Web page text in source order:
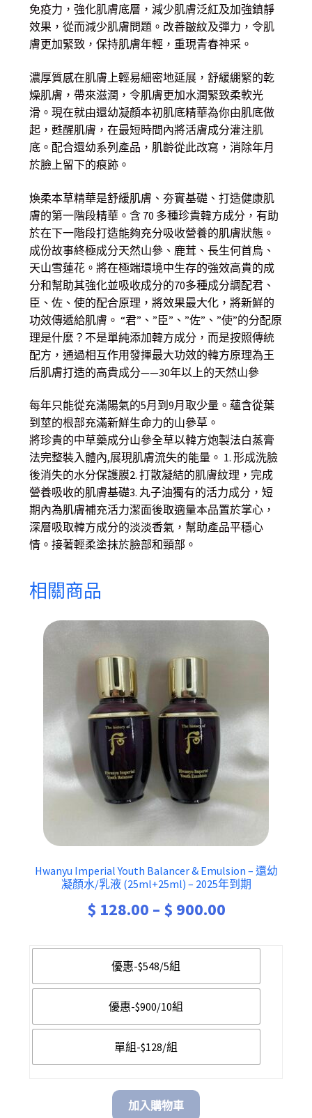
免疫力，強化肌膚底層，減少肌膚泛紅及加強鎮靜
效果，從而減少肌膚問題。改善皺紋及彈力，令肌
膚更加緊致，保持肌膚年輕，重現青春神采。
濃厚質感在肌膚上輕易細密地延展，舒緩綳緊的乾
燥肌膚，帶來滋潤，令肌膚更加水潤緊致柔軟光
滑。現在就由還幼凝顏本初肌底精華為你由肌底做
起，甦醒肌膚，在最短時間內將活膚成分灌注肌
底。配合還幼系列產品，肌齡從此改寫，消除年月
於臉上留下的痕跡。
煥柔本草精華是舒緩肌膚、夯實基礎、打造健康肌
膚的第一階段精華。含 70 多種珍貴韓方成分，有助
於在下一階段打造能夠充分吸收營養的肌膚狀態。
成份故事終極成分天然山參、鹿茸、長生何首烏、
天山雪蓮花。將在極端環境中生存的強效高貴的成
分和幫助其強化並吸收成分的70多種成分調配君、
臣、佐、使的配合原理，將效果最大化，將新鮮的
功效傳遞給肌膚。 “君”、”臣”、”佐”、”使”的分配原
理是什麼？不是單純添加韓方成分，而是按照傳統
配方，通過相互作用發揮最大功效的韓方原理為王
后肌膚打造的高貴成分——30年以上的天然山參
每年只能從充滿陽氣的5月到9月取少量。蘊含從葉
到莖的根部充滿新鮮生命力的山參草。
將珍貴的中草藥成分山參全草以韓方炮製法白蒸膏
法完整裝入體內,展現肌膚流失的能量。 1. 形成洗臉
後消失的水分保護膜2. 打散凝結的肌膚紋理，完成
營養吸收的肌膚基礎3. 丸子油獨有的活力成分，短
期內為肌膚補充活力潔面後取適量本品置於掌心，
深層吸取韓方成分的淡淡香氣，幫助產品平穩心
情。接著輕柔塗抹於臉部和頸部。
相關商品
Hwanyu Imperial Youth Balancer & Emulsion – 還幼
凝顏水/乳液 (25ml+25ml) – 2025年到期
$ 128.00 – $ 900.00Price
through
優惠-$548/5組
優惠-$900/10組
單組-$128/組
加入購物車